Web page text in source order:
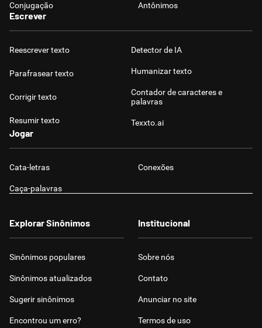
Conjugação Antônimos
Escrever
Reescrever texto
Parafrasear texto
Corrigir texto
Resumir texto
Detector de IA
Humanizar texto
Contador de caracteres e
palavras
Texxto.ai
Jogar
Cata-letras Conexões
Caça-palavras
Explorar Sinônimos
Sinônimos populares
Sinônimos atualizados
Sugerir sinônimos
Encontrou um erro?
Institucional
Sobre nós
Contato
Anunciar no site
Termos de uso